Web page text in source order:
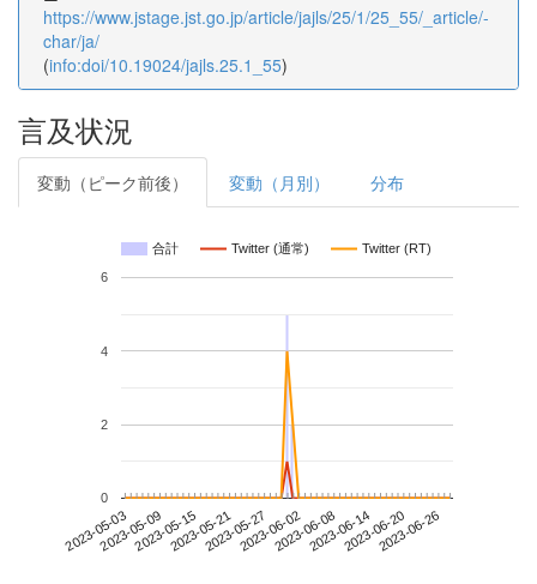
https://www.jstage.jst.go.jp/article/jajls/25/1/25_55/_article/-
char/ja/
(info:doi/10.19024/jajls.25.1_55)
言及状況
変動（ピーク前後） 変動（月別） 分布
合計 Twitter (通常) Twitter (RT)
2023-05-032023-05-092023-05-152023-05-212023-05-272023-06-022023-06-082023-06-142023-06-202023-06-26
0
2
4
6